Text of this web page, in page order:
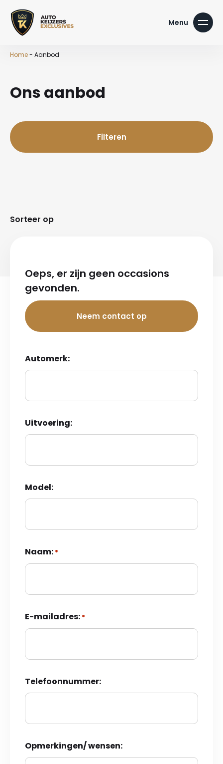
Home- Aanbod
Ons aanbod
Filteren
Sorteer op
Oeps, er zijn geen occasions
gevonden.
Neem contact op
Automerk:
Uitvoering:
Model:
Naam: *
E-mailadres: *
Telefoonnummer:
Opmerkingen/ wensen: